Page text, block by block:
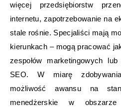
więcej przedsiębiorstw
internetu, zapotrzebowanie na
stale rośnie. Specjaliści mają
kierunkach – mogą pracować
zespołów marketingowych
SEO. W miarę
możliwość awansu na
menedżerskie w obszarze